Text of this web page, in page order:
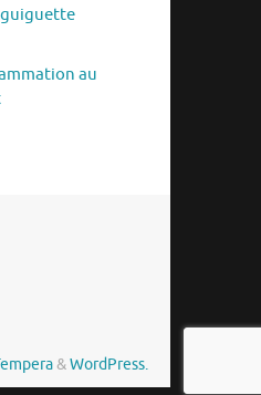
guiguette
au
&WordPress.